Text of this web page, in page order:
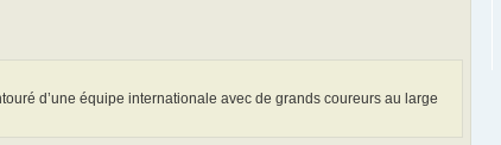
d’une équipe internationale avec de grands coureurs au large